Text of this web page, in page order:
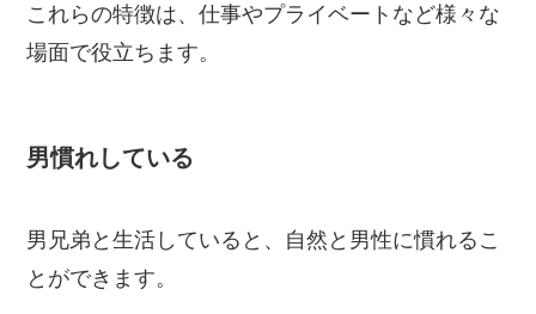
これらの特徴は、仕事やプライベートなど様々な
場面で役立ちます。
男慣れしている
男兄弟と生活していると、自然と男性に慣れるこ
とができます。